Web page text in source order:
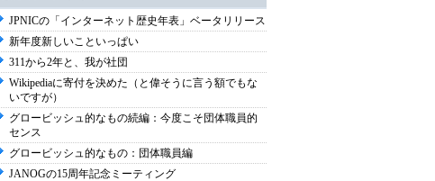
JPNICの「インターネット歴史年表」ベータリリース
新年度新しいこといっぱい
311から2年と、我が社団
Wikipediaに寄付を決めた（と偉そうに言う額でもな
いですが）
グロービッシュ的なもの続編：今度こそ団体職員的
センス
グロービッシュ的なもの：団体職員編
JANOGの15周年記念ミーティング